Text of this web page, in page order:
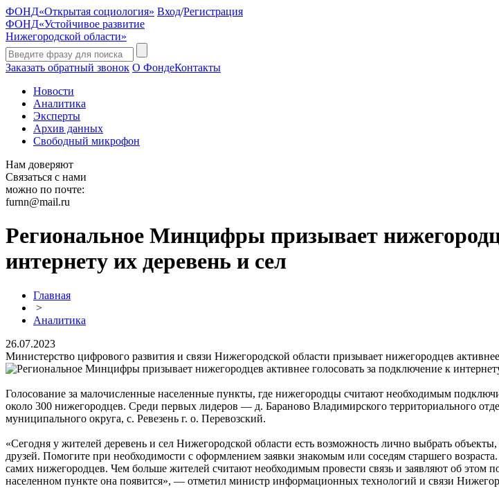
ФОНД«Открытая социология» Вход/Регистрация
ФОНД«Устойчивое развитие
Нижегородской области»
Заказать обратный звонок О ФондеКонтакты
Новости
Аналитика
Эксперты
Архив данных
Свободный микрофон
Нам доверяют
Связаться с нами
можно по почте:
furnn@mail.ru
Региональное Минцифры призывает
интернету их деревень и сел
Главная
>
Аналитика
26.07.2023
Министерство цифрового развития и связи Нижегородской области призывает нижегородцев
Голосование за малочисленные населенные пункты, где нижегородцы считают необходимым
около 300 нижегородцев. Среди первых лидеров — д. Бараново Владимирского территориального
муниципального округа, с. Ревезень г. о. Перевозский.
«Сегодня у жителей деревень и сел Нижегородской области есть возможность лично выбрать
друзей. Помогите при необходимости с оформлением заявки знакомым или соседям старшего
самих нижегородцев. Чем больше жителей считают необходимым провести связь и заявляют об этом
населенном пункте она появится», — отметил министр информационных технологий и связи